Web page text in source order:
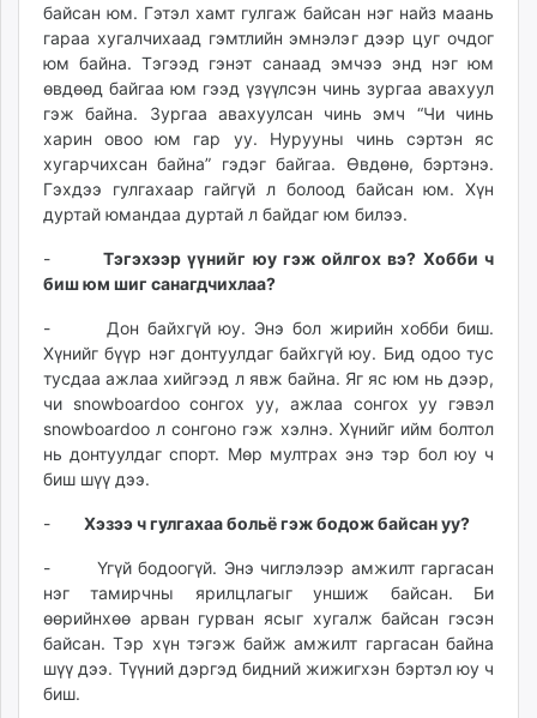
байсан юм. Гэтэл хамт гулгаж байсан нэг найз маань
гараа хугалчихаад гэмтлийн эмнэлэг дээр цуг очдог
юм байна. Тэгээд гэнэт санаад эмчээ энд нэг юм
өвдөөд байгаа юм гээд үзүүлсэн чинь зургаа авахуул
гэж байна. Зургаа авахуулсан чинь эмч “Чи чинь
харин овоо юм гар уу. Нурууны чинь сэртэн яс
хугарчихсан байна” гэдэг байгаа. Өвдөнө, бэртэнэ.
Гэхдээ гулгахаар гайгүй л болоод байсан юм. Хүн
дуртай юмандаа дуртай л байдаг юм билээ.
- Тэгэхээр үүнийг юу гэж ойлгох вэ? Хобби ч
биш юм шиг санагдчихлаа?
- Дон байхгүй юу. Энэ бол жирийн хобби биш.
Хүнийг бүүр нэг донтуулдаг байхгүй юу. Бид одоо тус
тусдаа ажлаа хийгээд л явж байна. Яг яс юм нь дээр,
чи snowboardoo сонгох уу, ажлаа сонгох уу гэвэл
snowboardoo л сонгоно гэж хэлнэ. Хүнийг ийм болтол
нь донтуулдаг спорт. Мөр мултрах энэ тэр бол юу ч
биш шүү дээ.
- Хэзээ ч гулгахаа больё гэж бодож байсан уу?
- Үгүй бодоогүй. Энэ чиглэлээр амжилт гаргасан
нэг тамирчны ярилцлагыг уншиж байсан. Би
өөрийнхөө арван гурван ясыг хугалж байсан гэсэн
байсан. Тэр хүн тэгэж байж амжилт гаргасан байна
шүү дээ. Түүний дэргэд бидний жижигхэн бэртэл юу ч
биш.